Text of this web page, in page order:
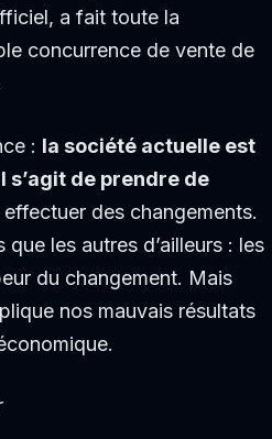
a fait toute la
concurrence de vente de
: la société actuelle est
s’agit de prendre de
effectuer des changements.
les autres d’ailleurs : les
du changement. Mais
nos mauvais résultats